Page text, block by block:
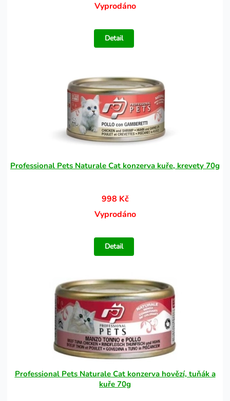
Vyprodáno
Detail
Professional Pets Naturale Cat konzerva kuře, krevety 70g
998 Kč
Vyprodáno
Detail
Professional Pets Naturale Cat konzerva hovězí, tuňák a
kuře 70g